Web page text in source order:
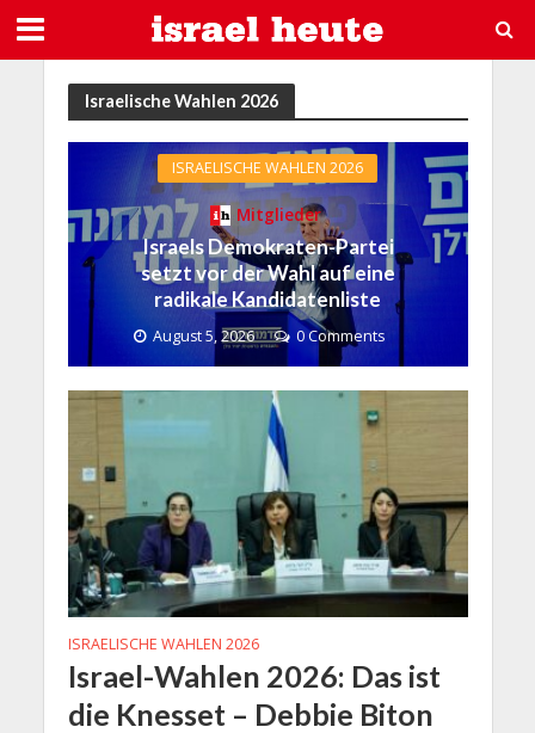
Israelische Wahlen 2026
ISRAELISCHE WAHLEN 2026
Mitglieder
Israels Demokraten-Partei
setzt vor der Wahl auf eine
radikale Kandidatenliste
August 5, 2026 0 Comments
ISRAELISCHE WAHLEN 2026
Israel-Wahlen 2026: Das ist
die Knesset – Debbie Biton